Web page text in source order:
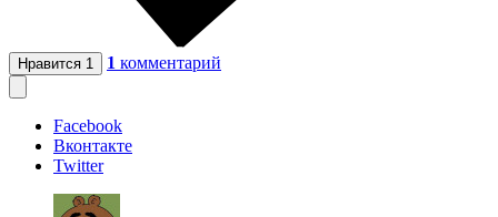
Нравится 1 1 комментарий
Facebook
Вконтакте
Twitter